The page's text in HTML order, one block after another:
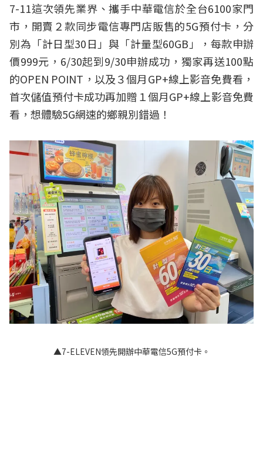
7-11這次領先業界、攜手中華電信於全台6100家門
市，開賣２款同步電信專門店販售的5G預付卡，分
別為「計日型30日」與「計量型60GB」，每款申辦
價999元，6/30起到9/30申辦成功，獨家再送100點
的OPEN POINT，以及３個月GP+線上影音免費看，
首次儲值預付卡成功再加贈１個月GP+線上影音免費
看，想體驗5G網速的鄉親別錯過！
▲7-ELEVEN領先開辦中華電信5G預付卡。